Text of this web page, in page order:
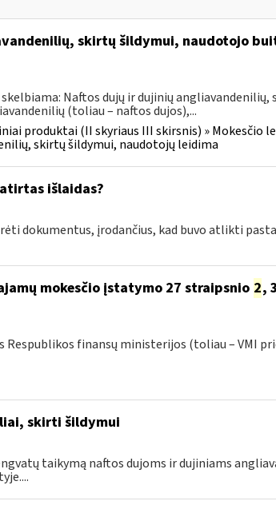
skirtų šildymui, naudotojo
Naftos dujų ir dujinių angliavandenilių,
(toliau – naftos dujos),...
produktai (II skyriaus III skirsnis) » Mokesčio
skirtų šildymui, naudotojų leidima
išlaidas?
dokumentus, įrodančius, kad buvo atlikti
mokesčio įstatymo 27 straipsnio 2,
Respublikos finansų ministerijos (toliau – VMI
skirti šildymui
taikymą naftos dujoms ir dujiniams